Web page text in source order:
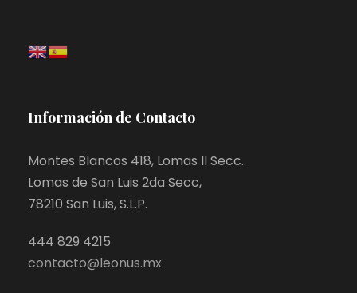
Información de Contacto
Montes Blancos 418, Lomas II Secc.
Lomas de San Luis 2da Secc,
78210 San Luis, S.L.P.
444 829 4215
contacto@leonus.mx